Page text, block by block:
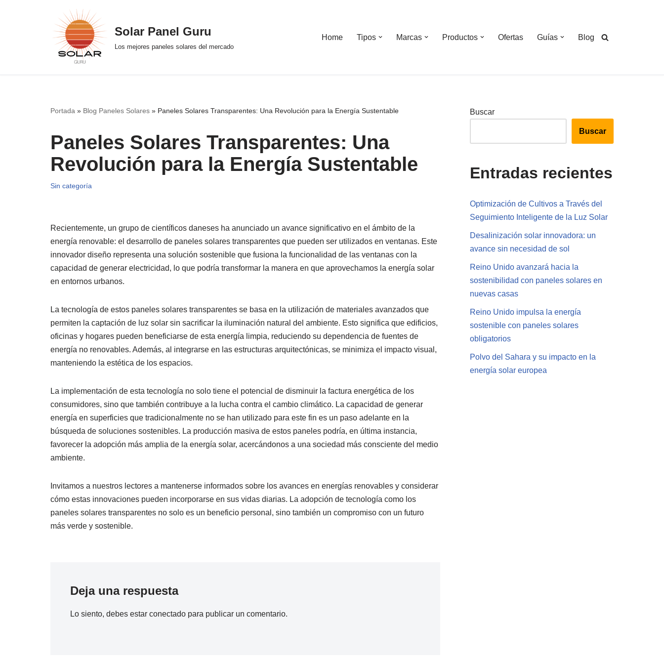
Solar Panel Guru
Los mejores paneles solares del mercado
Home Tipos Marcas Productos Ofertas Guías Blog
Portada » Blog Paneles Solares » Paneles Solares Transparentes: Una Revolución para la Energía Sustentable
Paneles Solares Transparentes: Una
Revolución para la Energía Sustentable
Sin categoría
Recientemente, un grupo de científicos daneses ha anunciado un avance significativo en el ámbito de la
energía renovable: el desarrollo de paneles solares transparentes que pueden ser utilizados en ventanas. Este
innovador diseño representa una solución sostenible que fusiona la funcionalidad de las ventanas con la
capacidad de generar electricidad, lo que podría transformar la manera en que aprovechamos la energía solar
en entornos urbanos.
La tecnología de estos paneles solares transparentes se basa en la utilización de materiales avanzados que
permiten la captación de luz solar sin sacrificar la iluminación natural del ambiente. Esto significa que edificios,
oficinas y hogares pueden beneficiarse de esta energía limpia, reduciendo su dependencia de fuentes de
energía no renovables. Además, al integrarse en las estructuras arquitectónicas, se minimiza el impacto visual,
manteniendo la estética de los espacios.
La implementación de esta tecnología no solo tiene el potencial de disminuir la factura energética de los
consumidores, sino que también contribuye a la lucha contra el cambio climático. La capacidad de generar
energía en superficies que tradicionalmente no se han utilizado para este fin es un paso adelante en la
búsqueda de soluciones sostenibles. La producción masiva de estos paneles podría, en última instancia,
favorecer la adopción más amplia de la energía solar, acercándonos a una sociedad más consciente del medio
ambiente.
Invitamos a nuestros lectores a mantenerse informados sobre los avances en energías renovables y considerar
cómo estas innovaciones pueden incorporarse en sus vidas diarias. La adopción de tecnología como los
paneles solares transparentes no solo es un beneficio personal, sino también un compromiso con un futuro
más verde y sostenible.
Deja una respuesta
Lo siento, debes estar conectado para publicar un comentario.
Buscar
Buscar
Entradas recientes
Optimización de Cultivos a Través del
Seguimiento Inteligente de la Luz Solar
Desalinización solar innovadora: un
avance sin necesidad de sol
Reino Unido avanzará hacia la
sostenibilidad con paneles solares en
nuevas casas
Reino Unido impulsa la energía
sostenible con paneles solares
obligatorios
Polvo del Sahara y su impacto en la
energía solar europea